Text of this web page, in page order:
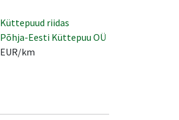
Küttepuud riidas
Põhja-Eesti Küttepuu OÜ
EUR/km